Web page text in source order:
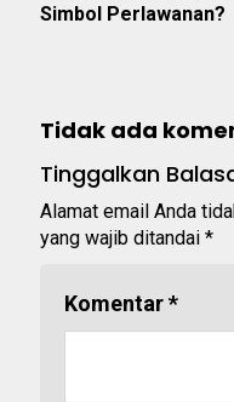
Simbol Perlawanan?
Tidak ada
Tinggalkan
Alamat email Anda
yang wajib ditandai *
Komentar*